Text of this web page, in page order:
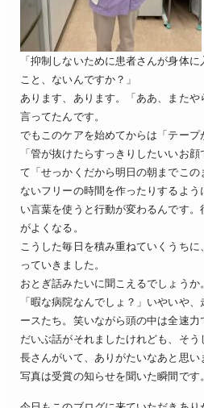
「抑制しないために患者さんが身体
こと、ないんですか？」
あります、あります。「ああ、また
言ってたんです。
でもこのケアを始めてからは「テー
「管が抜けたらすっきりしたいいお
て「せっかくだから明日の朝までこ
ないフリーの時間を作ったりするよ
い言葉を使うと行動が変わるんです
がよくなる。
こうした毎日を積み重ねていくうち
っていきました。
おとぎ話みたいに聞こえるでしょうか
「暇な病院なんでしょ？」いやいや
ースたち。笑いながら頭の中は全速力
だいぶ話がそれましたけれども、そ
長さんがいて、ありがたいなあと思い
写真は受賞の知らせを聞いた瞬間です。